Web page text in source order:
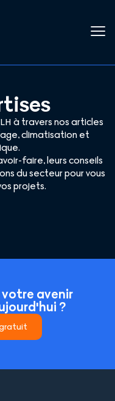
à travers nos articles
climatisation et
faire, leurs conseils
du secteur pour vous
projets.
votre avenir
?